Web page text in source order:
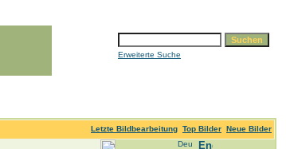
Erweiterte Suche
Letzte Bildbearbeitung Top Bilder Neue Bilder